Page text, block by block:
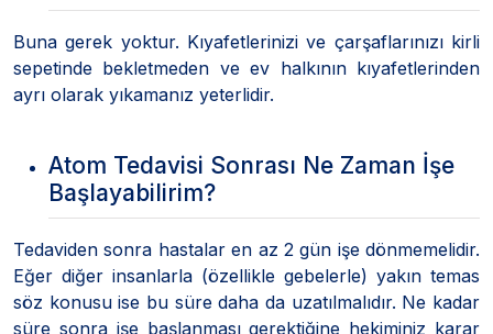
Buna gerek yoktur. Kıyafetlerinizi ve çarşaflarınızı kirli
sepetinde bekletmeden ve ev halkının kıyafetlerinden
ayrı olarak yıkamanız yeterlidir.
Atom Tedavisi Sonrası Ne Zaman İşe
Başlayabilirim?
Tedaviden sonra hastalar en az 2 gün işe dönmemelidir.
Eğer diğer insanlarla (özellikle gebelerle) yakın temas
söz konusu ise bu süre daha da uzatılmalıdır. Ne kadar
süre sonra işe başlanması gerektiğine hekiminiz karar